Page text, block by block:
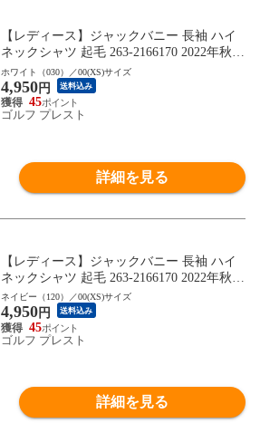
【レディース】ジャックバニー 長袖 ハイ
ネックシャツ 起毛 263-2166170 2022年秋冬
モデル 秋冬ウェア ゴルフウェア Jack Bunn
y!! ジャックバニー!! 女性用
ホワイト（030）／00(XS)サイズ
4,950円 送料込み
45
ゴルフ プレスト
詳細を見る
【レディース】ジャックバニー 長袖 ハイ
ネックシャツ 起毛 263-2166170 2022年秋冬
モデル 秋冬ウェア ゴルフウェア Jack Bunn
y!! ジャックバニー!! 女性用
ネイビー（120）／00(XS)サイズ
4,950円 送料込み
45
ゴルフ プレスト
詳細を見る